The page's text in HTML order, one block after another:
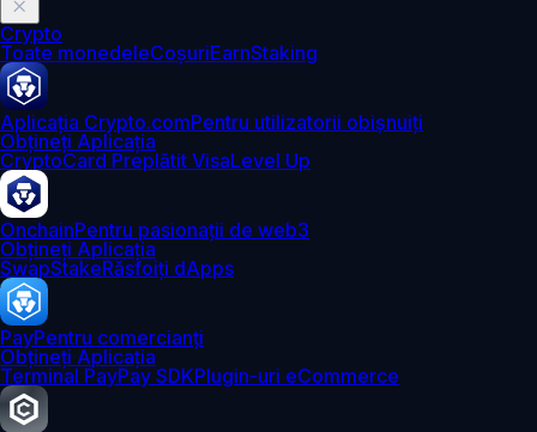
Crypto
Toate monedeleCoșuriEarnStaking
Aplicația Crypto.comPentru utilizatorii obișnuiți
Obțineți Aplicația
CryptoCard Preplătit VisaLevel Up
OnchainPentru pasionații de web3
Obțineți Aplicația
SwapStakeRăsfoiți dApps
PayPentru comercianți
Obțineți Aplicația
Terminal PayPay SDKPlugin-uri eCommerce